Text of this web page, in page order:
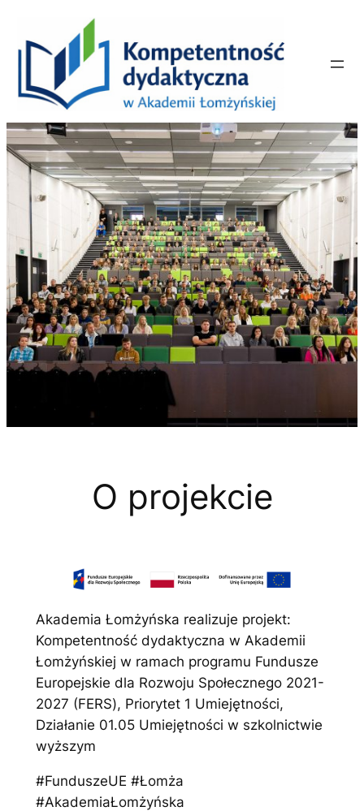
O projekcie
Akademia Łomżyńska realizuje projekt:
Kompetentność dydaktyczna w Akademii
Łomżyńskiej w ramach programu Fundusze
Europejskie dla Rozwoju Społecznego 2021-
2027 (FERS), Priorytet 1 Umiejętności,
Działanie 01.05 Umiejętności w szkolnictwie
wyższym
#FunduszeUE #Łomża
#AkademiaŁomżyńska